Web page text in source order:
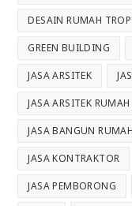
DESAIN RUMAH
GREEN BUILDING
JASA ARSITEK
JASA ARSITEK RUMAH
JASA BANGUN
JASA KONTRAKTOR
JASA PEMBORONG